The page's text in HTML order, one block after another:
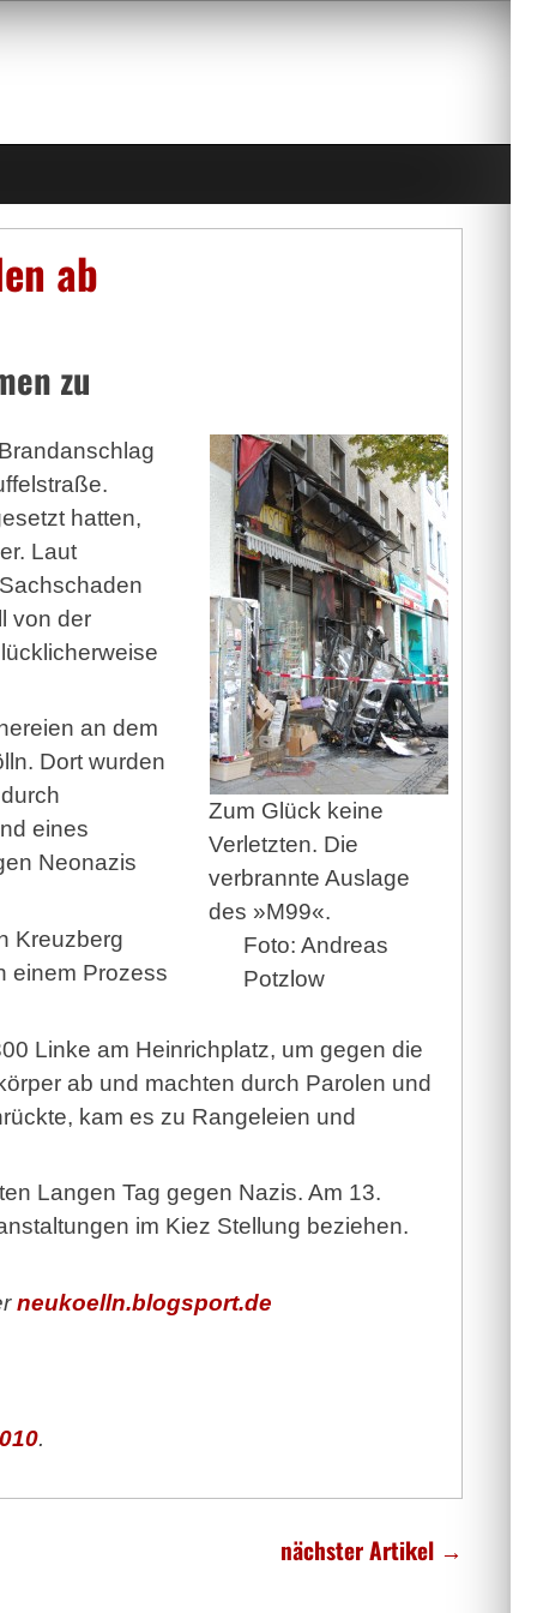
ab
zu
Zum Glück keine
Verletzten. Die
verbrannte Auslage
des »M99«.
Foto: Andreas
Potzlow
hatten,
Laut
von der
an dem
Dort wurden
eines
Neonazis
Kreuzberg
einem Prozess
Linke am Heinrichplatz, um gegen die
ab und machten durch Parolen und
kam es zu Rangeleien und
Langen Tag gegen Nazis. Am 13.
im Kiez Stellung beziehen.
neukoelln.blogsport.de
.
nächster Artikel →